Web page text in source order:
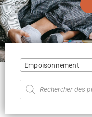
Empoisonnement